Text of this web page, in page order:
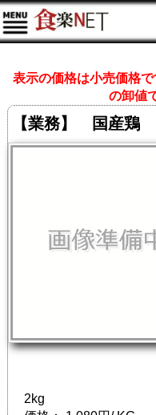
表示の価格は小売価格
の卸値
【業務】 国産
2kg